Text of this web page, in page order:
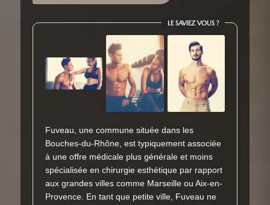
LE SAVIEZ VOUS ?
Fuveau, une commune située dans les
Bouches-du-Rhône, est typiquement associée
à une offre médicale plus générale et moins
spécialisée en chirurgie esthétique par rapport
aux grandes villes comme Marseille ou Aix-en-
Provence. En tant que petite ville, Fuveau ne